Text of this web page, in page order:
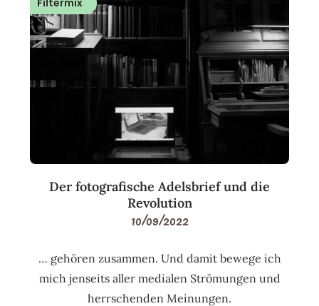
Filtermix
Der fotografische Adelsbrief und die
Revolution
10/09/2022
… gehören zusammen. Und damit bewege ich
mich jenseits aller medialen Strömungen und
herrschenden Meinungen.